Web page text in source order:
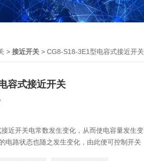
> 接近开关 > CG8-S18-3E1型电容式接近开关
容式接近开关
近开关电常数发生变化，从而使电容量发生变
电路状态也随之发生变化，由此便可控制开关